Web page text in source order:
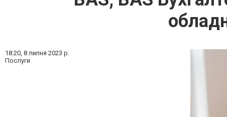
18:20, 8 липня 2023 р.
Послуги